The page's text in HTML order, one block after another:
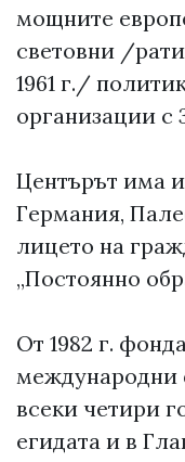
мощните
световни /
1961 г./
организации с
Центърът има
Германия,
лицето на
„Постоянно
От 1982 г.
всеки четири
егидата и в